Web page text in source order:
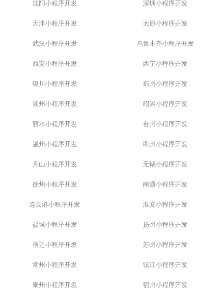
沈阳小程序开发 深圳小程序开发
天津小程序开发 太原小程序开发
武汉小程序开发 乌鲁木齐小程序开发
西安小程序开发 西宁小程序开发
银川小程序开发 郑州小程序开发
湖州小程序开发 绍兴小程序开发
丽水小程序开发 台州小程序开发
温州小程序开发 衢州小程序开发
舟山小程序开发 无锡小程序开发
徐州小程序开发 南通小程序开发
连云港小程序开发 淮安小程序开发
盐城小程序开发 扬州小程序开发
宿迁小程序开发 苏州小程序开发
常州小程序开发 镇江小程序开发
泰州小程序开发 宿州小程序开发